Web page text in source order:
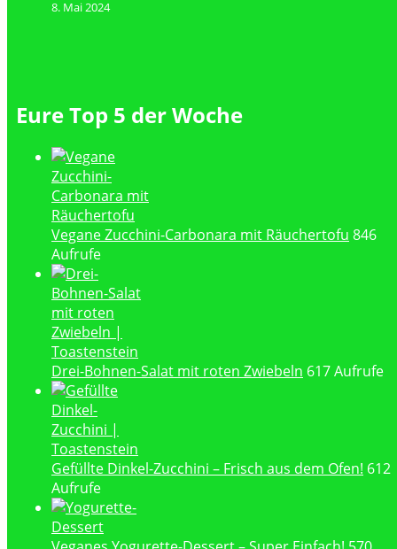
8. Mai 2024
Eure Top 5 der Woche
Vegane Zucchini-Carbonara mit Räuchertofu 846
Aufrufe
Drei-Bohnen-Salat mit roten Zwiebeln 617 Aufrufe
Gefüllte Dinkel-Zucchini – Frisch aus dem Ofen! 612
Aufrufe